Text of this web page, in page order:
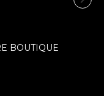
BOUTIQUE